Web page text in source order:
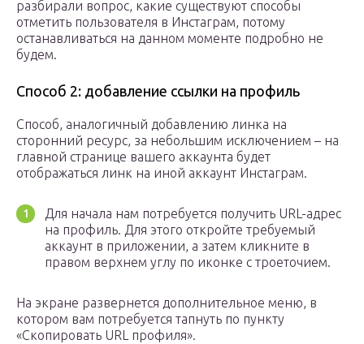
разбирали вопрос, какие существуют способы
отметить пользователя в Инстаграм, потому
останавливаться на данном моменте подробно не
будем.
Способ 2: добавление ссылки на профиль
Способ, аналогичный добавлению линка на
сторонний ресурс, за небольшим исключением – на
главной странице вашего аккаунта будет
отображаться линк на иной аккаунт Инстаграм.
Для начала нам потребуется получить URL-адрес
на профиль. Для этого откройте требуемый
аккаунт в приложении, а затем кликните в
правом верхнем углу по иконке с троеточием.
На экране развернется дополнительное меню, в
котором вам потребуется тапнуть по пункту
«Скопировать URL профиля».